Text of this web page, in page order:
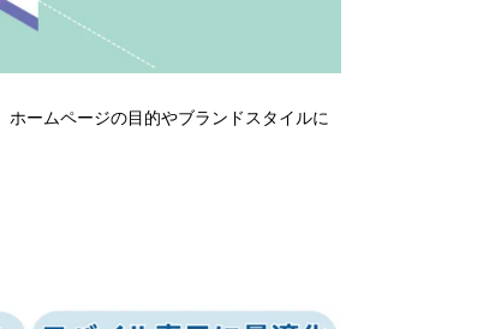
、ホームページの目的やブランドスタイルに